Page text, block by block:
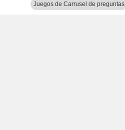
Juegos de Carrusel de preguntas